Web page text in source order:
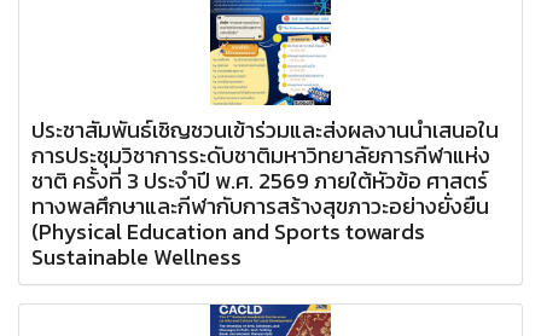
ประชาสัมพันธ์เชิญชวนเข้าร่วมและส่งผลงานนำเสนอใน
การประชุมวิชาการระดับชาติมหาวิทยาลัยการกีฬาแห่ง
ชาติ ครั้งที่ 3 ประจำปี พ.ศ. 2569 ภายใต้หัวข้อ ศาสตร์
ทางพลศึกษาและกีฬากับการสร้างสุขภาวะอย่างยั่งยืน
(Physical Education and Sports towards
Sustainable Wellness